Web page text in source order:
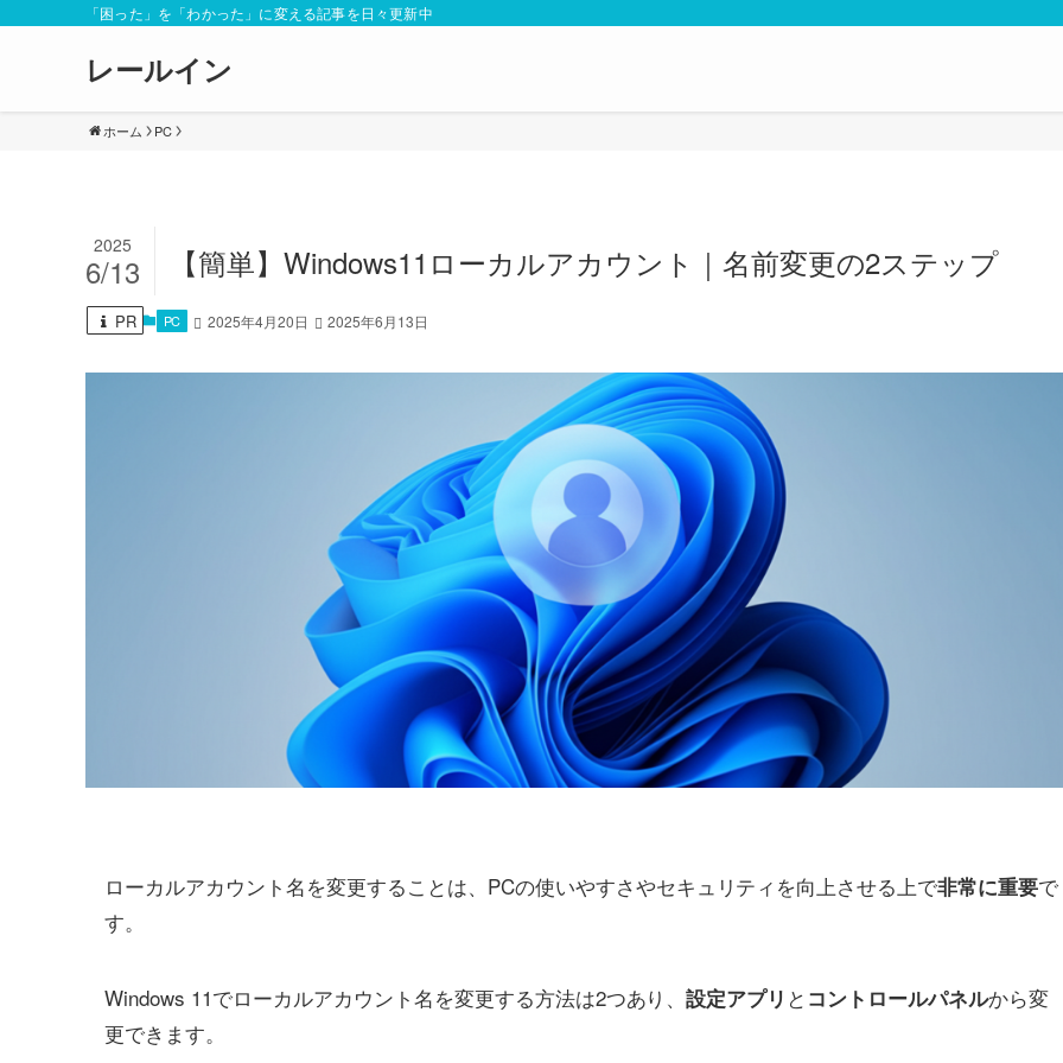
「困った」を「わかった」に変える記事を日々更新中
レールイン
ホーム PC
【簡単】Windows11ローカルアカウント｜名前変更の2ステップ
2025
6/13
PR PC 2025年4月20日 2025年6月13日
ローカルアカウント名を変更することは、PCの使いやすさやセキュリティを向上させる上で非常に重要で
す。
Windows 11でローカルアカウント名を変更する方法は2つあり、設定アプリ と コントロールパネルから変
更できます。